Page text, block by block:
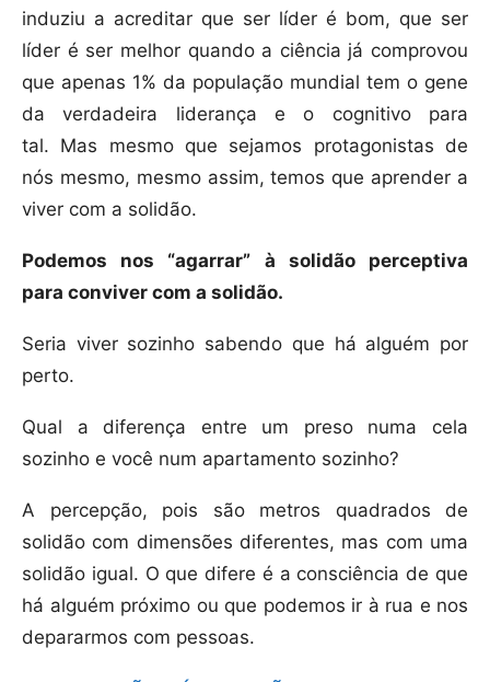
induziu a acreditar que ser líder é bom, que ser
líder é ser melhor quando a ciência já comprovou
que apenas 1% da população mundial tem o gene
da verdadeira liderança e o cognitivo para
tal. Mas mesmo que sejamos protagonistas de
nós mesmo, mesmo assim, temos que aprender a
viver com a solidão.
Podemos nos “agarrar” à solidão perceptiva
para conviver com a solidão.
Seria viver sozinho sabendo que há alguém por
perto.
Qual a diferença entre um preso numa cela
sozinho e você num apartamento sozinho?
A percepção, pois são metros quadrados de
solidão com dimensões diferentes, mas com uma
solidão igual. O que difere é a consciência de que
há alguém próximo ou que podemos ir à rua e nos
depararmos com pessoas.